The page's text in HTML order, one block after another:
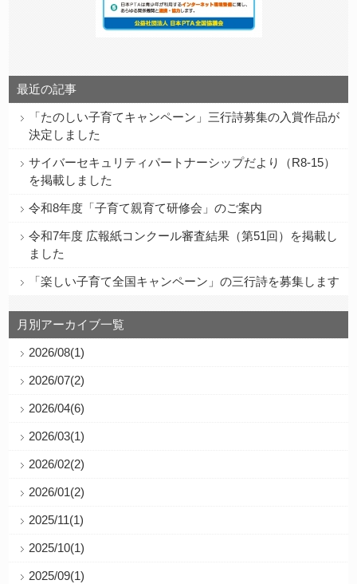
最近の記事
「たのしい子育てキャンペーン」三行詩募集の入賞作品が
決定しました
サイバーセキュリティパートナーシップだより（R8-15）
を掲載しました
令和8年度「子育て親育て研修会」のご案内
令和7年度 広報紙コンクール審査結果（第51回）を掲載し
ました
「楽しい子育て全国キャンペーン」の三行詩を募集します
月別アーカイブ一覧
2026/08(1)
2026/07(2)
2026/04(6)
2026/03(1)
2026/02(2)
2026/01(2)
2025/11(1)
2025/10(1)
2025/09(1)